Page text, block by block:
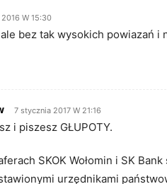
W 15:30
bez tak wysokich powiazań i
7 stycznia 2017 W 21:16
i piszesz GŁUPOTY.
SKOK Wołomin i SK
urzędnikami